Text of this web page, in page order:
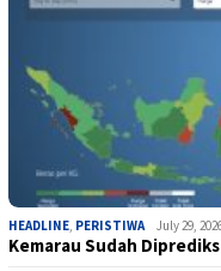
HEADLINE, PERISTIWA July 29,
Kemarau Sudah